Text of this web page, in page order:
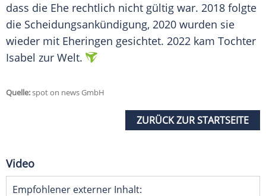
dass die Ehe rechtlich nicht gültig war. 2018 folgte
die Scheidungsankündigung, 2020 wurden sie
wieder mit Eheringen gesichtet. 2022 kam Tochter
Isabel zur Welt.
Quelle:spot on news GmbH
ZURÜCK ZUR STARTSEITE
Video
Empfohlener externer Inhalt: